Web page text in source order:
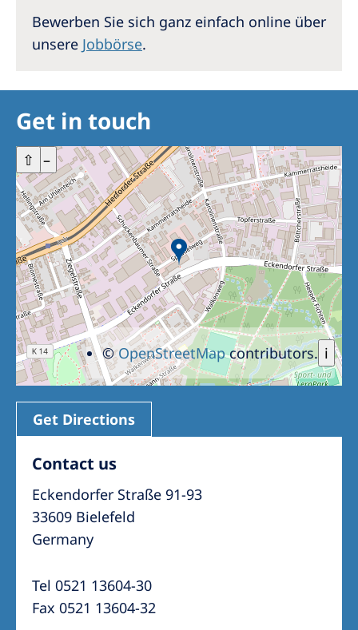
Bewerben Sie sich ganz einfach online über
unsere Jobbörse.
Get in touch
+ –
⇧
i
©OpenStreetMapcontributors.
Get Directions
Contact us
Eckendorfer Straße 91-93
33609 Bielefeld
Germany
Tel 0521 13604-30
Fax 0521 13604-32